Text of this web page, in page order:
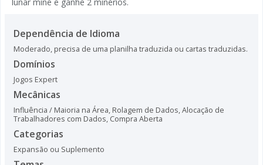
Dependência de Idioma
Moderado, precisa de uma planilha traduzida ou cartas traduzidas.
Domínios
Jogos Expert
Mecânicas
Influência / Maioria na Área, Rolagem de Dados,Alocação de
Trabalhadores com Dados, Compra Aberta
Categorias
Expansão ou Suplemento